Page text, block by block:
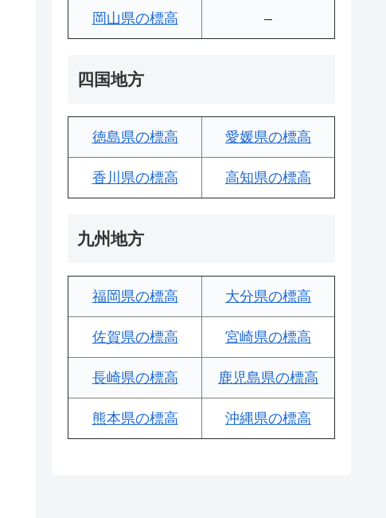
岡山県の標高 –
四国地方
徳島県の標高 愛媛県の標高
香川県の標高 高知県の標高
九州地方
福岡県の標高 大分県の標高
佐賀県の標高 宮崎県の標高
長崎県の標高 鹿児島県の標高
熊本県の標高 沖縄県の標高